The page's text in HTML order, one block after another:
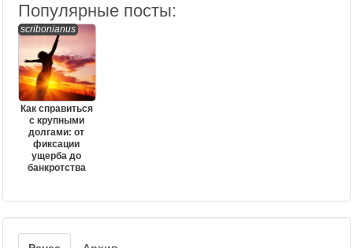
Популярные посты:
scribonianus
Как справиться
с крупными
долгами: от
фиксации
ущерба до
банкротства